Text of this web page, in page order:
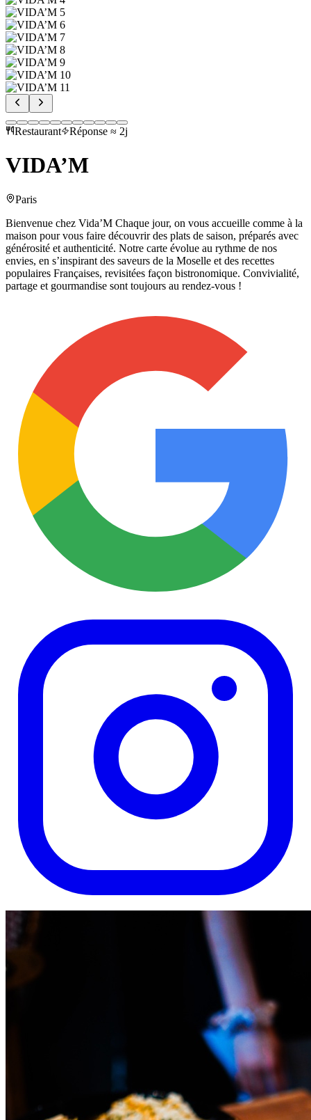
Restaurant Réponse ≈ 2j
VIDA’M
Paris
Bienvenue chez Vida’M Chaque jour, on vous accueille comme à la
maison pour vous faire découvrir des plats de saison, préparés avec
générosité et authenticité. Notre carte évolue au rythme de nos
envies, en s’inspirant des saveurs de la Moselle et des recettes
populaires Françaises, revisitées façon bistronomique. Convivialité,
partage et gourmandise sont toujours au rendez-vous !